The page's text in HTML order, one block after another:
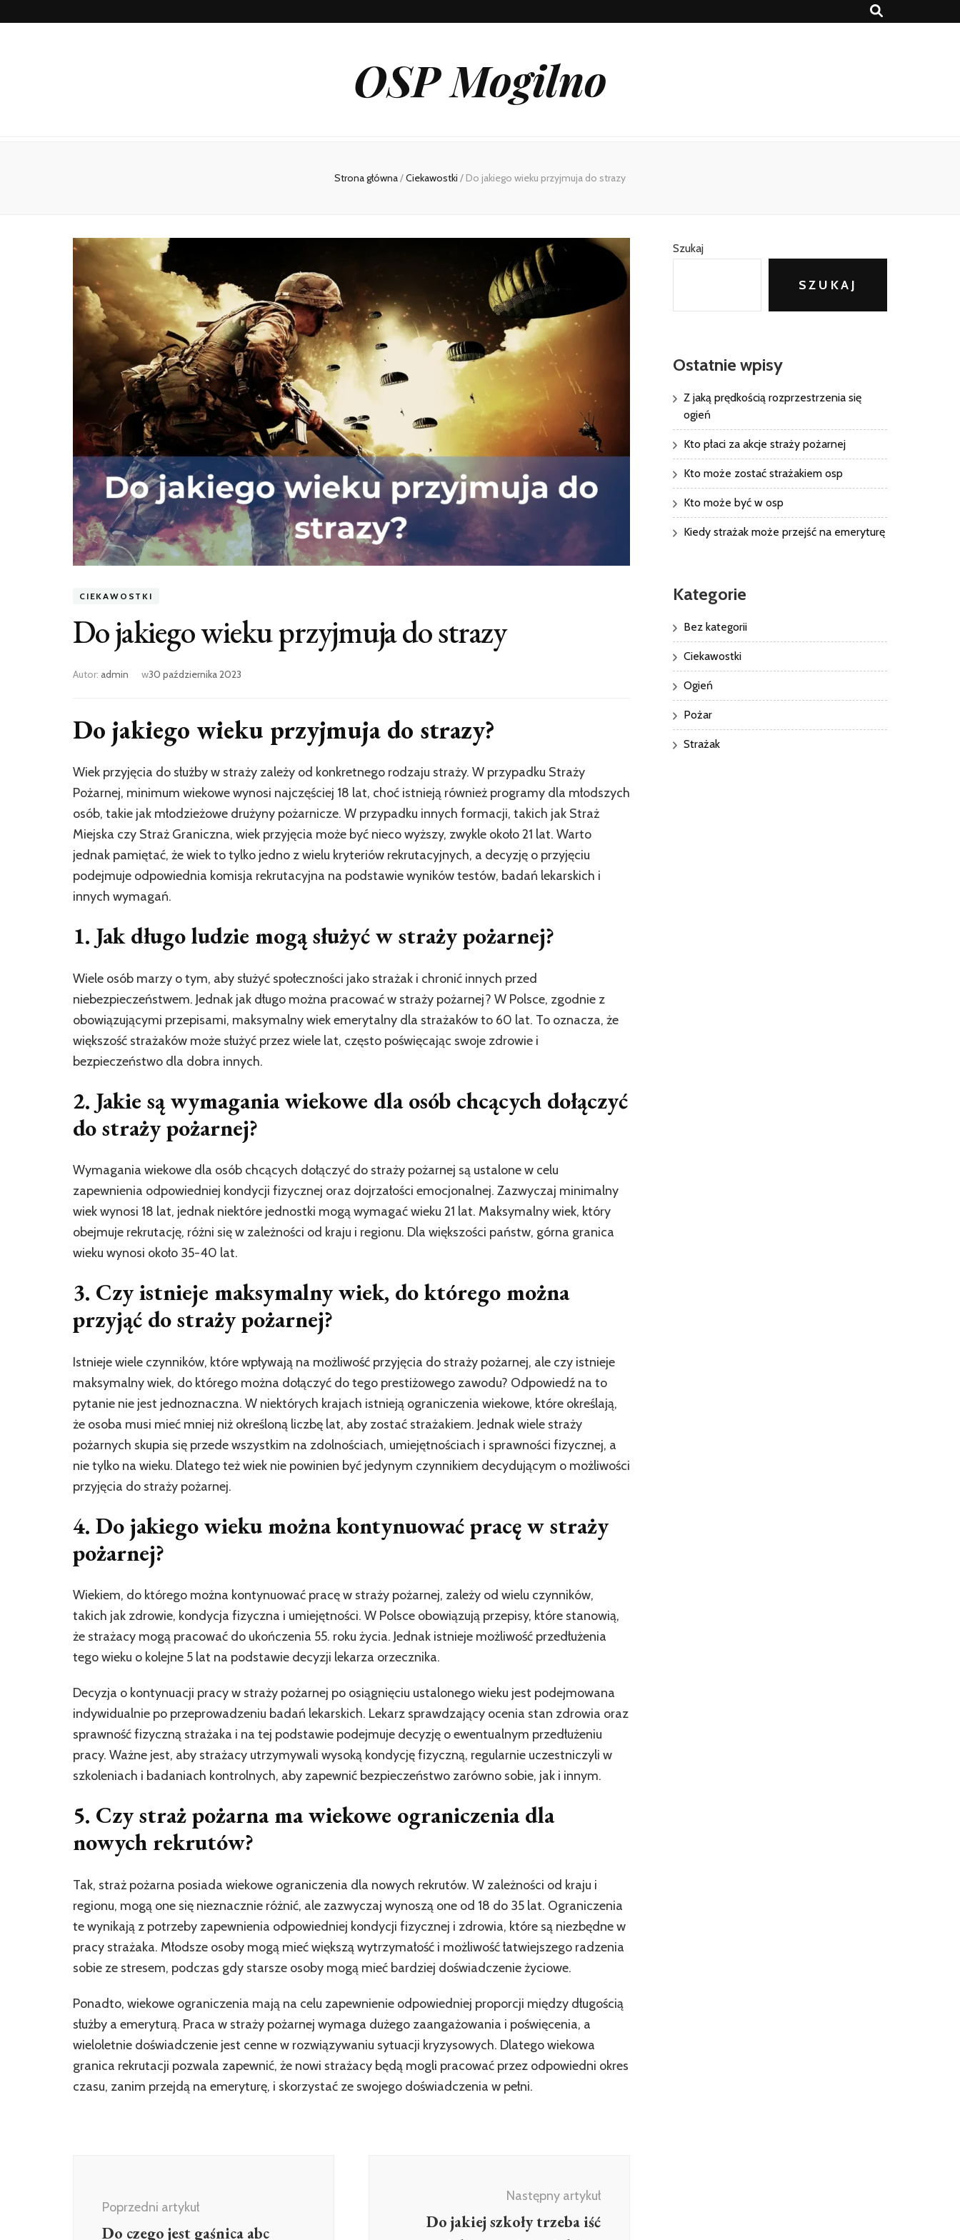
OSP Mogilno
Strona główna/Ciekawostki / Do jakiego wieku przyjmuja do strazy
CIEKAWOSTKI
Do jakiego wieku przyjmuja do strazy
Autor: admin w30 października 2023
Do jakiego wieku przyjmuja do strazy?
Wiek przyjęcia do służby w straży zależy od konkretnego rodzaju straży. W przypadku Straży
Pożarnej, minimum wiekowe wynosi najczęściej 18 lat, choć istnieją również programy dla młodszych
osób, takie jak młodzieżowe drużyny pożarnicze. W przypadku innych formacji, takich jak Straż
Miejska czy Straż Graniczna, wiek przyjęcia może być nieco wyższy, zwykle około 21 lat. Warto
jednak pamiętać, że wiek to tylko jedno z wielu kryteriów rekrutacyjnych, a decyzję o przyjęciu
podejmuje odpowiednia komisja rekrutacyjna na podstawie wyników testów, badań lekarskich i
innych wymagań.
1. Jak długo ludzie mogą służyć w straży pożarnej?
Wiele osób marzy o tym, aby służyć społeczności jako strażak i chronić innych przed
niebezpieczeństwem. Jednak jak długo można pracować w straży pożarnej? W Polsce, zgodnie z
obowiązującymi przepisami, maksymalny wiek emerytalny dla strażaków to 60 lat. To oznacza, że
większość strażaków może służyć przez wiele lat, często poświęcając swoje zdrowie i
bezpieczeństwo dla dobra innych.
2. Jakie są wymagania wiekowe dla osób chcących dołączyć
do straży pożarnej?
Wymagania wiekowe dla osób chcących dołączyć do straży pożarnej są ustalone w celu
zapewnienia odpowiedniej kondycji fizycznej oraz dojrzałości emocjonalnej. Zazwyczaj minimalny
wiek wynosi 18 lat, jednak niektóre jednostki mogą wymagać wieku 21 lat. Maksymalny wiek, który
obejmuje rekrutację, różni się w zależności od kraju i regionu. Dla większości państw, górna granica
wieku wynosi około 35-40 lat.
3. Czy istnieje maksymalny wiek, do którego można
przyjąć do straży pożarnej?
Istnieje wiele czynników, które wpływają na możliwość przyjęcia do straży pożarnej, ale czy istnieje
maksymalny wiek, do którego można dołączyć do tego prestiżowego zawodu? Odpowiedź na to
pytanie nie jest jednoznaczna. W niektórych krajach istnieją ograniczenia wiekowe, które określają,
że osoba musi mieć mniej niż określoną liczbę lat, aby zostać strażakiem. Jednak wiele straży
pożarnych skupia się przede wszystkim na zdolnościach, umiejętnościach i sprawności fizycznej, a
nie tylko na wieku. Dlatego też wiek nie powinien być jedynym czynnikiem decydującym o możliwości
przyjęcia do straży pożarnej.
4. Do jakiego wieku można kontynuować pracę w straży
pożarnej?
Wiekiem, do którego można kontynuować pracę w straży pożarnej, zależy od wielu czynników,
takich jak zdrowie, kondycja fizyczna i umiejętności. W Polsce obowiązują przepisy, które stanowią,
że strażacy mogą pracować do ukończenia 55. roku życia. Jednak istnieje możliwość przedłużenia
tego wieku o kolejne 5 lat na podstawie decyzji lekarza orzecznika.
Decyzja o kontynuacji pracy w straży pożarnej po osiągnięciu ustalonego wieku jest podejmowana
indywidualnie po przeprowadzeniu badań lekarskich. Lekarz sprawdzający ocenia stan zdrowia oraz
sprawność fizyczną strażaka i na tej podstawie podejmuje decyzję o ewentualnym przedłużeniu
pracy. Ważne jest, aby strażacy utrzymywali wysoką kondycję fizyczną, regularnie uczestniczyli w
szkoleniach i badaniach kontrolnych, aby zapewnić bezpieczeństwo zarówno sobie, jak i innym.
5. Czy straż pożarna ma wiekowe ograniczenia dla
nowych rekrutów?
Tak, straż pożarna posiada wiekowe ograniczenia dla nowych rekrutów. W zależności od kraju i
regionu, mogą one się nieznacznie różnić, ale zazwyczaj wynoszą one od 18 do 35 lat. Ograniczenia
te wynikają z potrzeby zapewnienia odpowiedniej kondycji fizycznej i zdrowia, które są niezbędne w
pracy strażaka. Młodsze osoby mogą mieć większą wytrzymałość i możliwość łatwiejszego radzenia
sobie ze stresem, podczas gdy starsze osoby mogą mieć bardziej doświadczenie życiowe.
Ponadto, wiekowe ograniczenia mają na celu zapewnienie odpowiedniej proporcji między długością
służby a emeryturą. Praca w straży pożarnej wymaga dużego zaangażowania i poświęcenia, a
wieloletnie doświadczenie jest cenne w rozwiązywaniu sytuacji kryzysowych. Dlatego wiekowa
granica rekrutacji pozwala zapewnić, że nowi strażacy będą mogli pracować przez odpowiedni okres
czasu, zanim przejdą na emeryturę, i skorzystać ze swojego doświadczenia w pełni.
Poprzedni artykuł
Do czego jest gaśnica abc
Następny artykuł
Do jakiej szkoły trzeba iść
Szukaj
SZUKAJ
Ostatnie wpisy
Z jaką prędkością rozprzestrzenia się
ogień
Kto płaci za akcje straży pożarnej
Kto może zostać strażakiem osp
Kto może być w osp
Kiedy strażak może przejść na emeryturę
Kategorie
Bez kategorii
Ciekawostki
Ogień
Pożar
Strażak